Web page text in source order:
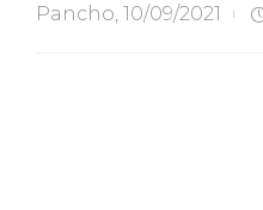
Pancho, 10/09/2021